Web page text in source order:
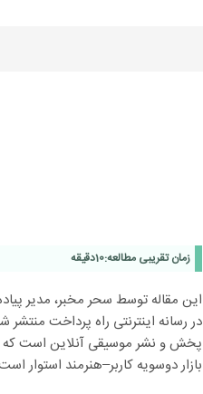
زمان تقریبی مطالعه:10دقیقه
این مقاله توسط سحر مخبر، مدیر
در رسانه اینترنتی راه پرداخت
پخش و نشر موسیقی آنلاین است که
بازار دوسویه کاربر–هنرمند استوار